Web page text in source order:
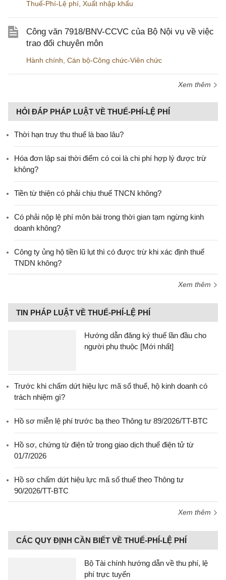
Thuế-Phí-Lệ phí Xuất nhập khẩu
Công văn 7918/BNV-CCVC của Bộ Nội vụ về việc
trao đổi chuyên môn
Hành chính Cán bộ-Công chức-Viên chức
Xem thêm
HỎI ĐÁP PHÁP LUẬT VỀ THUẾ-PHÍ-LỆ PHÍ
Thời hạn truy thu thuế là bao lâu?
Hóa đơn lập sai thời điểm có coi là chi phí hợp lý được trừ
không?
Tiền từ thiện có phải chịu thuế TNCN không?
Có phải nộp lệ phí môn bài trong thời gian tạm ngừng kinh
doanh không?
Công ty ủng hộ tiền lũ lụt thì có được trừ khi xác định thuế
TNDN không?
Xem thêm
TIN PHÁP LUẬT VỀ THUẾ-PHÍ-LỆ PHÍ
Hướng dẫn đăng ký thuế lần đầu cho
người phụ thuộc [Mới nhất]
Trước khi chấm dứt hiệu lực mã số thuế, hộ kinh doanh có
trách nhiệm gì?
Hồ sơ miễn lệ phí trước bạ theo Thông tư 89/2026/TT-BTC
Hồ sơ, chứng từ điện tử trong giao dịch thuế điện tử từ
01/7/2026
Hồ sơ chấm dứt hiệu lực mã số thuế theo Thông tư
90/2026/TT-BTC
Xem thêm
CÁC QUY ĐỊNH CẦN BIẾT VỀ THUẾ-PHÍ-LỆ PHÍ
Bộ Tài chính hướng dẫn về thu phí, lệ
phí trực tuyến